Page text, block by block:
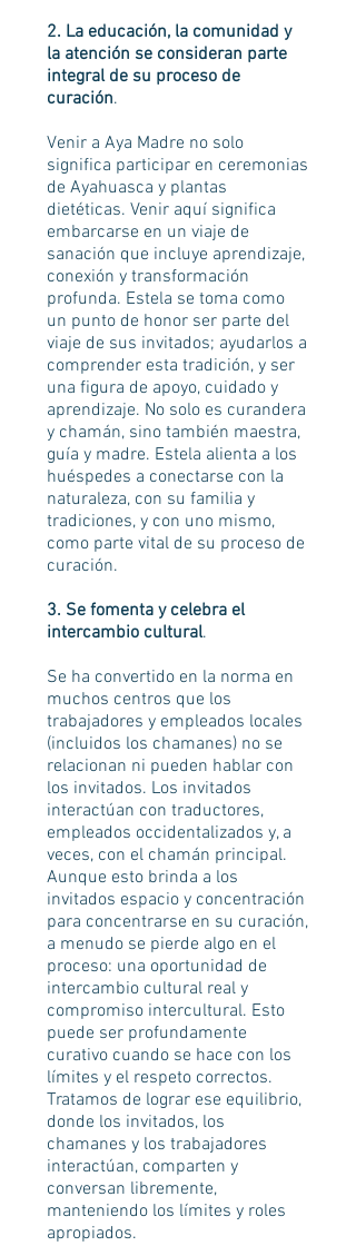
2. La educación, la comunidad y
la atención se consideran parte
integral de su proceso de
curación.
Venir a Aya Madre no solo
significa participar en ceremonias
de Ayahuasca y plantas
dietéticas. Venir aquí significa
embarcarse en un viaje de
sanación que incluye aprendizaje,
conexión y transformación
profunda. Estela se toma como
un punto de honor ser parte del
viaje de sus invitados; ayudarlos a
comprender esta tradición, y ser
una figura de apoyo, cuidado y
aprendizaje. No solo es curandera
y chamán, sino también maestra,
guía y madre. Estela alienta a los
huéspedes a conectarse con la
naturaleza, con su familia y
tradiciones, y con uno mismo,
como parte vital de su proceso de
curación.
3. Se fomenta y celebra el
intercambio cultural.
Se ha convertido en la norma en
muchos centros que los
trabajadores y empleados locales
(incluidos los chamanes) no se
relacionan ni pueden hablar con
los invitados. Los invitados
interactúan con traductores,
empleados occidentalizados y, a
veces, con el chamán principal.
Aunque esto brinda a los
invitados espacio y concentración
para concentrarse en su curación,
a menudo se pierde algo en el
proceso: una oportunidad de
intercambio cultural real y
compromiso intercultural. Esto
puede ser profundamente
curativo cuando se hace con los
límites y el respeto correctos.
Tratamos de lograr ese equilibrio,
donde los invitados, los
chamanes y los trabajadores
interactúan, comparten y
conversan libremente,
manteniendo los límites y roles
apropiados.